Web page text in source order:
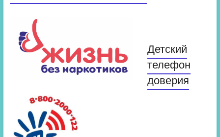
Детский
телефон
доверия